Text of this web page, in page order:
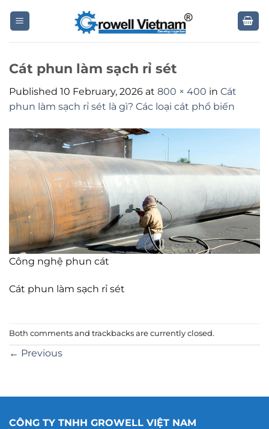
Cát phun làm sạch rỉ sét
Published 10 February, 2026 at 800 × 400 in Cát
phun làm sạch rỉ sét là gì? Các loại cát phổ biến
Công nghệ phun cát
Cát phun làm sạch rỉ sét
Both comments and trackbacks are currently closed.
← Previous
CÔNG TY TNHH GROWELL VIỆT NAM